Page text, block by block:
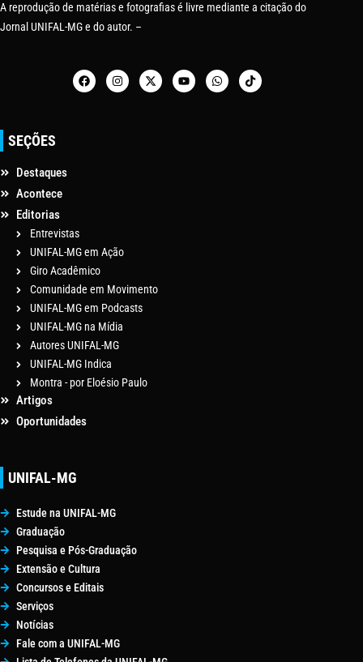
A reprodução de matérias e fotografias é livre mediante a citação do
Jornal UNIFAL-MG e do autor. –
SEÇÕES
Destaques
Acontece
Editorias
Entrevistas
UNIFAL-MG em Ação
Giro Acadêmico
Comunidade em Movimento
UNIFAL-MG em Podcasts
UNIFAL-MG na Mídia
Autores UNIFAL-MG
UNIFAL-MG Indica
Montra - por Eloésio Paulo
Artigos
Oportunidades
UNIFAL-MG
Estude na UNIFAL-MG
Graduação
Pesquisa e Pós-Graduação
Extensão e Cultura
Concursos e Editais
Serviços
Notícias
Fale com a UNIFAL-MG